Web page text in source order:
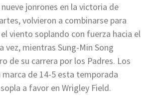
jonrones en la victoria de
volvieron a combinarse para
viento soplando con fuerza hacia el
vez, mientras Sung-Min Song
de su carrera por los Padres. Los
marca de 14-5 esta temporada
a favor en Wrigley Field.